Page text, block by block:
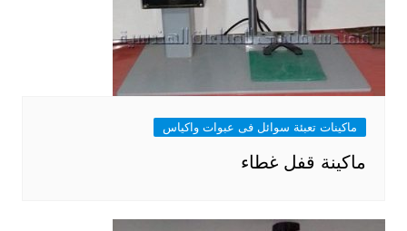
ماكينات تعبئة سوائل فى عبوات واكياس
ماكينة قفل غطاء